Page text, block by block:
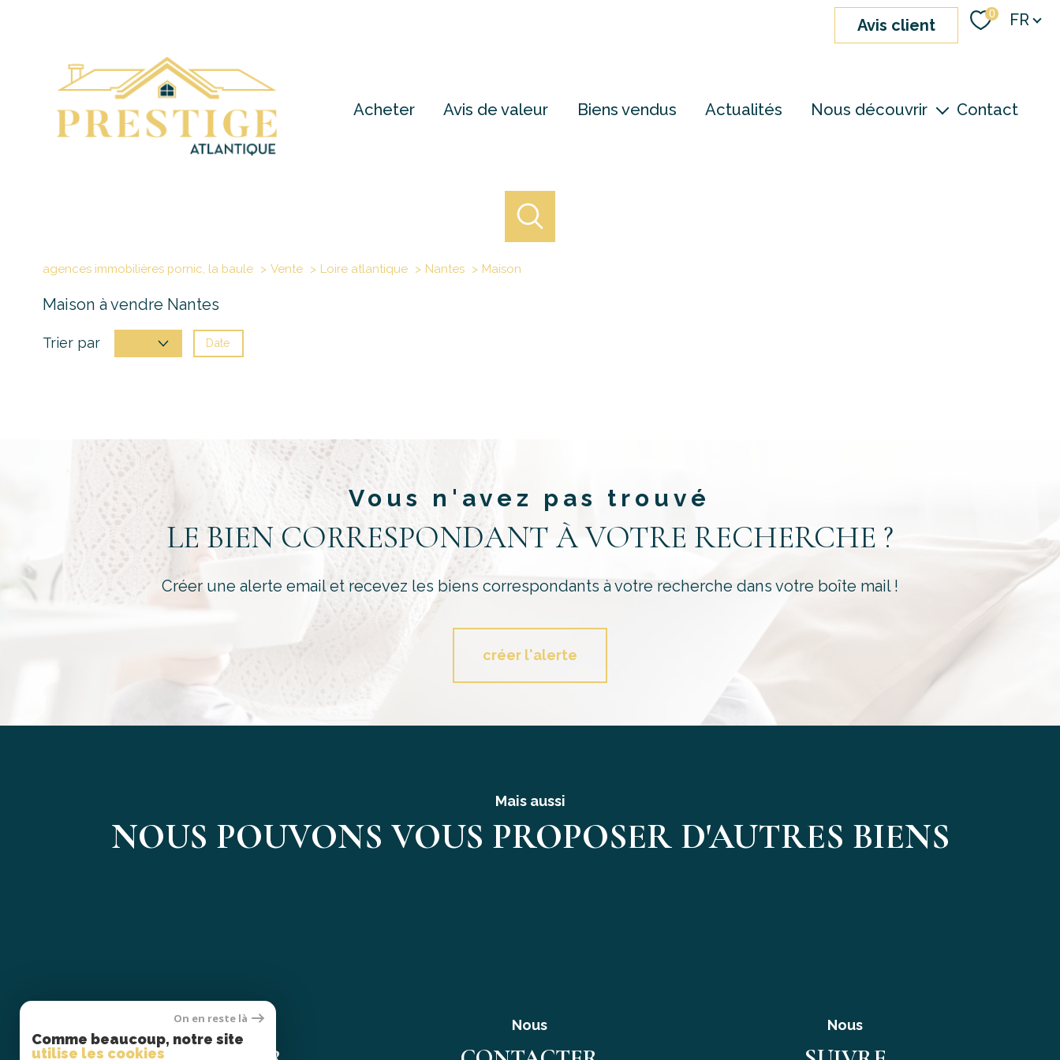
avis client
0 Langue
FR
Acheter Avis de valeur Biens vendus Actualités Nous découvrir Contact
agences immobilières pornic, la baule Vente Loire atlantique Nantes Maison
Maison à vendre Nantes
Trier par Date
Vous n'avez pas trouvé
LE BIEN CORRESPONDANT À VOTRE RECHERCHE ?
Créer une alerte email et recevez les biens correspondants à votre recherche dans votre boîte mail !
créer l'alerte
Mais aussi
NOUS POUVONS VOUS PROPOSER D'AUTRES BIENS
Se Nous Nous
On en reste là
Comme beaucoup, notre site
utilise les cookies